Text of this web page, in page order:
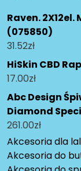
Raven.
(075850)
31.52zł
HiSkin CBD
17.00zł
Abc Design
Diamond
261.00zł
Akcesoria dla
Akcesoria do